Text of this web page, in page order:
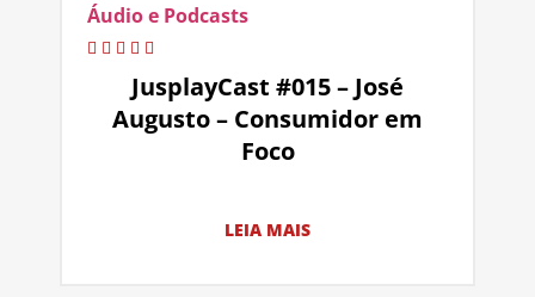
Áudio e Podcasts
JusplayCast #015 – José
Augusto – Consumidor em
Foco
LEIA MAIS